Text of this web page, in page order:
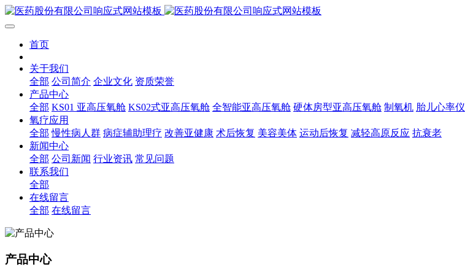
首页
关于我们
全部 公司简介 企业文化 资质荣誉
产品中心
全部 KS01 亚高压氧舱 KS02式亚高压氧舱 全智能亚高压氧舱 硬体房型亚高压氧舱 制氧机 胎儿心率仪
氧疗应用
全部 慢性病人群 病症辅助理疗 改善亚健康 术后恢复 美容美体 运动后恢复 减轻高原反应 抗衰老
新闻中心
全部 公司新闻 行业资讯 常见问题
联系我们
全部
在线留言
全部 在线留言
产品中心